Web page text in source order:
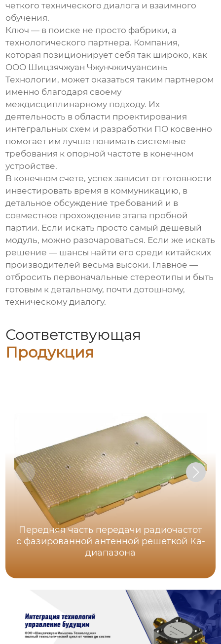
четкого технического диалога и взаимного
обучения.
Ключ — в поиске не просто фабрики, а
технологического партнера. Компания,
которая позиционирует себя так широко, как
ООО Шицзячжуан Чжунчжичуансинь
Технологии, может оказаться таким партнером
именно благодаря своему
междисциплинарному подходу. Их
деятельность в области проектирования
интегральных схем и разработки ПО косвенно
помогает им лучше понимать системные
требования к опорной частоте в конечном
устройстве.
В конечном счете, успех зависит от готовности
инвестировать время в коммуникацию, в
детальное обсуждение требований и в
совместное прохождение этапа пробной
партии. Если искать просто самый дешевый
модуль, можно разочароваться. Если же искать
решение — шансы найти его среди китайских
производителей весьма высоки. Главное —
отбросить первоначальные стереотипы и быть
готовым к детальному, почти дотошному,
техническому диалогу.
Соответствующая
Продукция
Передняя часть передачи радиочастот
с фазированной антенной решеткой Ка-
диапазона